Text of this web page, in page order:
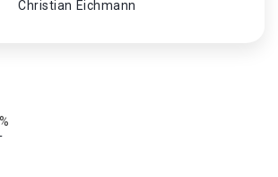
Christian Eichmann
%